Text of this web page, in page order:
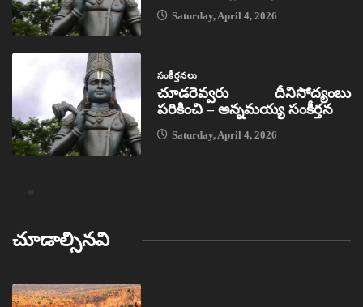
Saturday, April 4, 2026
సంకీర్తనలు
చూడరెవ్వరు దీనిసోద్యంబు
పరికించి – అన్నమయ్య సంకీర్తన
Saturday, April 4, 2026
చూడాల్సినవి